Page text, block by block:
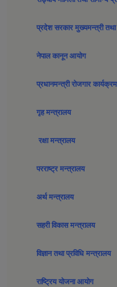
प्रदेश सरकार मुख्यमन्त्री तथा
नेपाल कानून आयोग
प्रधानमन्त्री रोजगार कार्यक्रम
गृह मन्त्रालय
रक्षा मन्त्रालय
परराष्ट्र मन्त्रालय
अर्थ मन्त्रालय
सहरी विकास मन्त्रालय
विज्ञान तथा प्रविधि मन्त्रालय
राष्ट्रिय योजना आयोग